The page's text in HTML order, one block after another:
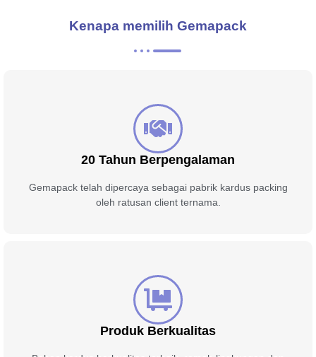
Kenapa memilih Gemapack
20 Tahun Berpengalaman
Gemapack telah dipercaya sebagai pabrik kardus packing
oleh ratusan client ternama.
Produk Berkualitas